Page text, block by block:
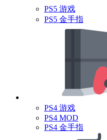
PS5 游戏
PS5 金手指
PS4 游戏
PS4 MOD
PS4 金手指